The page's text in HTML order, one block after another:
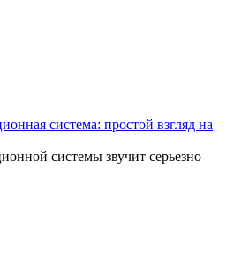
система: простой взгляд на
системы звучит серьезно